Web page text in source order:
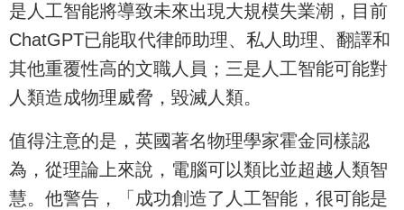
是人工智能將導致未來出現大規模失業潮，目前
ChatGPT已能取代律師助理、私人助理、翻譯和
其他重覆性高的文職人員；三是人工智能可能對
人類造成物理威脅，毀滅人類。
值得注意的是，英國著名物理學家霍金同樣認
為，從理論上來說，電腦可以類比並超越人類智
慧。他警告，「成功創造了人工智能，很可能是